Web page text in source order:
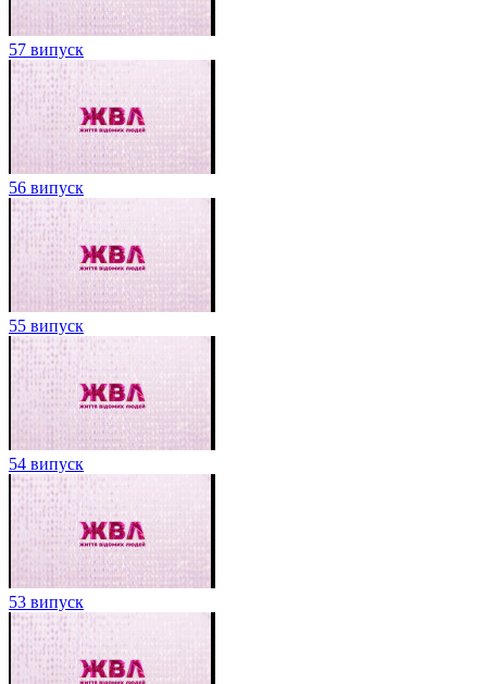
57 випуск
56 випуск
55 випуск
54 випуск
53 випуск